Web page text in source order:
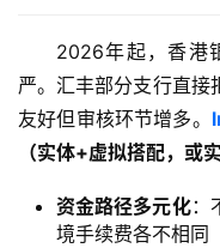
生
态
合
2026年起，香港
严。汇丰部分支行直接
友好但审核环节增多。
（实体+虚拟搭配，或
资金路径多元化：
境手续费各不相同